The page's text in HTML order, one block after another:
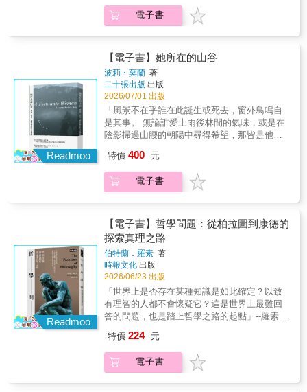
及她個人面對「現實」邊界為何時進行的深刻
省思全部交織在一起，英格麗德以書寫穿越了
許多人們無法理性解釋的領域，深入她所繼承
的藝術，並作為歡迎大家擁抱超凡事物的邀
請，顯然這是一部光輝燦爛的見證作品。我們
重新打造了我們的人生。我們當時不知道我們
尋求的安全伴隨著代價。我們不知道這個代價
會是一道鴻溝—我們將會站在這道鴻溝前，反
覆又反覆地哀悼我們失去的一切。本書特色
「透過激情又生動的散文式語言，英格麗德．
的祖先留下來的遺產，也就是同時團結又分裂
了她家族的算命及傳統醫療遺產。結果就是這
本混合了回憶錄及歷史的迷人作品，其中充滿
對文化及殖民主義的洞見，並提出了有關何謂
種判斷的根本性提問。《移動雲的人》是一部
絕美、扣人心弦又睿智的作品，也是一本值得
細細品味的書。」—美國國家圖書基金會
（National Book Foundation），評審評語（節
錄）
面對死亡？又該如何為高齡社會建立一套更有
尊嚴的支持系統？ 而近年來在日本社會迅速發
展的文化現象「終活」，正是對這些提問的回
應與嘗試&mdash;&mdash;不只是延續生命，
而是讓每個人能好好地活到最後，在人生的最
後階段，依然保有尊嚴，並感受到生命的溫
度。 「終活」涵蓋從物質整理到精神層面的準
備，無論是遵從自然離世，或接受延命治療的
醫療決議；抑或是梳理過往、規畫身後事，這
些決定都基於個人的意志與尊嚴，希望透過正
視死亡，進而珍惜當下，讓自己及摯愛之人都
能在理解與準備中面對生命的謝幕，完成一場
與自我實現的過程&mdash;&mdash;在回望與
整理人生之間，釋放情感、肯定自我，讓死亡
不再只是遺憾的告別，而是一段深刻且持續迴
恐懼與壓力，而是如何在記憶中珍惜逝者的溫
度，並直面衰老與孤獨。面對高齡社會的種種
挑戰，現有制度仍有完善的空間，然而，若人
與人之間願意勇於擁抱需要幫助的他人，也樂
於接受他人的援助，或許原本孤單的生命，便
能在溫暖與安穩中迎接終點。 本書除了援引許
多日本社會真實案例故事作對照探討，更觸及
日本長照社區整體照顧體系與安寧緩和醫療產
社會的來臨時，如何建立一套更有尊嚴的支持
嚴且優雅地迎向生命終點。 暖心推薦（依姓氏
筆畫） 大師兄│《火來了，快跑》作者 陳乃菁
│高齡醫學專家 陳維萍│中華民國家庭照顧者關
宅醫療、居家善終等制度設計，作為台灣應對
超高齡社會的借鑑。 生命的選擇從來沒有標準
答案，只有最適合那個人的決定。而死亡，則
的意義、勇敢地面對衰老與道別，它便不再是
一場無聲的謝幕，而是一段可以被凝視、被安
放的人生篇章。 「街角的診所比幼稚園多，老
人的影子在黃昏中拉得很長，像是時間本身在
低語：我們正在悄悄地走入一個名為『多死社
會』的季節。」 &mdash;&mdash;茂呂美耶 日
本自1990年代邁入高齡社會，如今已有近三成
導致的結構失衡，還有失去社會連結的老人孤
獨離世、耗盡心力且茫然無助的長照悲歌等，
這些社會問題迫使大眾重新思考：我們該如何
展的文化現象「終活」，正是對這些提問的回
應與嘗試&mdash;&mdash;不只是延續生命，
而是讓每個人能好好地活到最後，在人生的最
後階段，依然保有尊嚴，並感受到生命的溫
度。 「終活」涵蓋從物質整理到精神層面的準
備，無論是遵從自然離世，或接受延命治療的
醫療決議；抑或是梳理過往、規畫身後事，這
些決定都基於個人的意志與尊嚴，希望透過正
視死亡，進而珍惜當下，讓自己及摯愛之人都
能在理解與準備中面對生命的謝幕，完成一場
與自我實現的過程&mdash;&mdash;在回望與
整理人生之間，釋放情感、肯定自我，讓死亡
不再只是遺憾的告別，而是一段深刻且持續迴
自己的價值觀、看懂自己的選擇，且懂得包容
異己，成為一個真正具有獨立思考能力的人！
不是愛？不小心出軌，應該跟對方坦白嗎？另
一半偷看我的手機，有關係嗎？男人應該成為
女權主義者嗎？上不了理想志願怎麼辦？做人
要低調合群，還是做自己？……本書作者因凡
特是西班牙最受年輕人歡迎的哲學老師，他在
教學生涯初期，從學生身上深刻感受到，今日
哲學已失去最初源於希臘街頭討論的開放傳
統，成為象牙塔中的學問，離生活非常遙遠。
因此，他帶領學生走出戶外，到公園、市集、
擾，作為哲學課的主題，逐一帶領學生討論和
辯證，更進一步在網路上開設論壇，鼓勵更多
學生參與思考練習。其新穎有趣的做法深受歡
迎，吸引了無數青年學子熱烈參與。本書便收
錄了29個來自真實生活、讓你超級有感的疑惑
和煩惱，跟著作者輕鬆幽默的語調，你將看見
康德、邊沁、黑格爾、梭羅、羅素、維根斯
坦、笛卡爾、尼采等近百位哲學大師的不同觀
點。你也會發現，每個答案與抉擇背後，都代
表了一連串看不見的價值觀，以及你自以為是
的理性判斷，而在各種現實的衝突下，這些抉
擇可能也正在顛覆你對自我的認知。作者還在
劇情、場景和對話，來增添你對哲學思想的興
趣和理解，也讓閱讀過程變得更加愉悅。最後
並用〈講道理的藝術〉，教你有條不紊地陳述
電子書
Readmoo
【電子書】她所在的山谷
波莉・莫蘭 著
二十張出版 出版
2026/07/01 出版
「風景不在乎誰在此誕生或死去，窗外鳥鳴自
是其事。 無論誰愛上雨後林間的氣味，或是在
陰影掃過山腰的朝陽中尋得希望，那皆是他們
將翻閱，亦不知其中故事會如何形塑讀者的生
命。」 ★獲選《星期日泰晤士報》年度好書，
入圍二○二二年英國重量級非虛構文學獎──巴
（John Berger）作品《幸運之人》的步伐，尋
找醫病之間純粹的「人的關係」。 談醫病依附
關係、生命哲理、醫療省思，所謂豐盛與富
足，是共處一地的居民與自然環境給予的餽
贈。作者在整理久病之母的舊房時，發現了一
本書，美學大師──約翰・伯格的作品《幸運之
人》（A Fortunate Man），閱讀的力量引領她
認識了近在咫尺的非凡人物：多年來選擇在偏
遠林谷區執業的全科醫師──她對共同居處於山
谷的病患們瞭若指掌，眾人的生命故事與自我
而寫就的關於醫病思索的美麗書冊。 尋找醫病
之間純粹的「人的關係」。 關懷病患的真諦在
於傾聽、理解、設身處地、接納每個人的本
特價 400 元
電子書
Readmoo
【電子書】哲學問題：從柏拉圖到康德的
探索真理之路
伯特蘭．羅素 著
時報文化 出版
2026/06/23 出版
「世界上是否存在某種知識是如此確定？以致
有理智的人都不會懷疑它？這是世界上最難回
答的問題，也是踏上哲學之路的起點」--羅素懷
代求知者的啟蒙之作 帶領大家深化邏輯、看透
表象、保持好奇心本書當代公認的最佳哲學入
門書，諾貝爾獎得主羅素以其特有的幽默與精
特價 224 元
電子書